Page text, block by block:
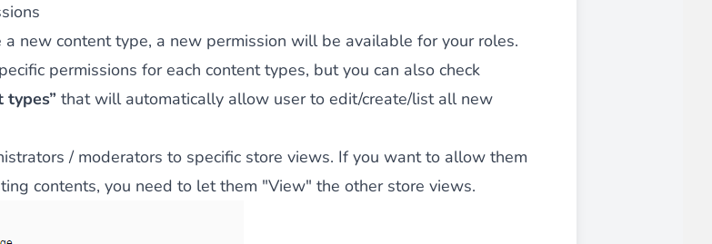
le groupe Crédit Mutuel.
3D secure à la demande,
paiements CB en 1x, 2x, 3x et 4x...
des
a new content type, a new permission will be available for your roles.
permissions for each content types, but you can also check
types” that will automatically allow user to edit/create/list all new
/ moderators to specific store views. If you want to allow them
contents, you need to let them "View" the other store views.